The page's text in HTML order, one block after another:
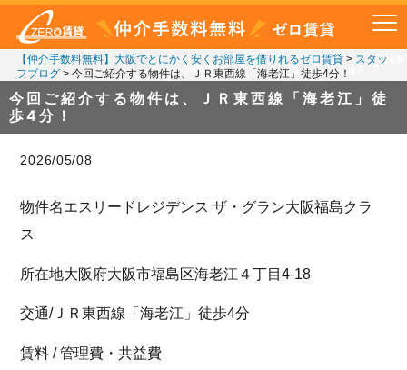
【仲介手数料無料】大阪でとにかく安くお部屋を借りれるゼロ賃貸> スタッ
フブログ> 今回ご紹介する物件は、ＪＲ東西線「海老江」徒歩4分！
今回ご紹介する物件は、ＪＲ東西線「海老江」徒
歩4分！
2026/05/08
物件名エスリードレジデンス ザ・グラン大阪福島クラ
ス
所在地大阪府大阪市福島区海老江４丁目4-18
交通/ＪＲ東西線「海老江」徒歩4分
賃料 / 管理費・共益費